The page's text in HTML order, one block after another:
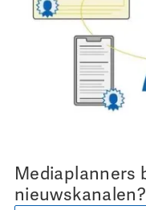
Mediaplanners
nieuwskanalen?